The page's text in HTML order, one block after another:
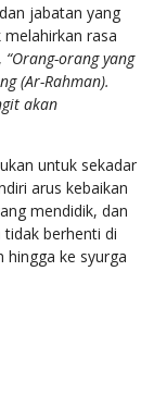
jabatan yang
rasa
“Orang-orang yang
(Ar-Rahman).
akan
untuk sekadar
arus kebaikan
mendidik, dan
berhenti di
hingga ke syurga